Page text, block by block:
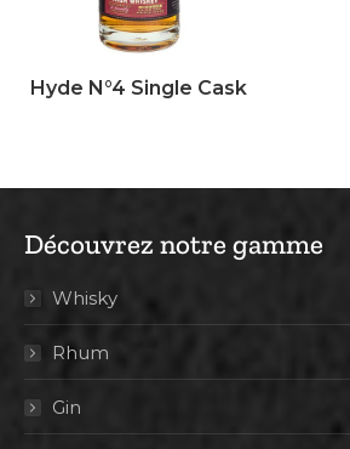
Hyde N°4 Single Cask
Découvrez notre gamme
Whisky
Rhum
Gin